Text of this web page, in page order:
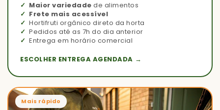
Maior variedade de alimentos
Frete mais acessível
Hortifruti orgânico direto da horta
Pedidos até as 7h do dia anterior
Entrega em horário comercial
ESCOLHER ENTREGA AGENDADA →
Mais rápido